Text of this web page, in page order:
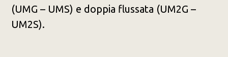
(UMG – UMS) e doppia flussata (UM2G –
UM2S).